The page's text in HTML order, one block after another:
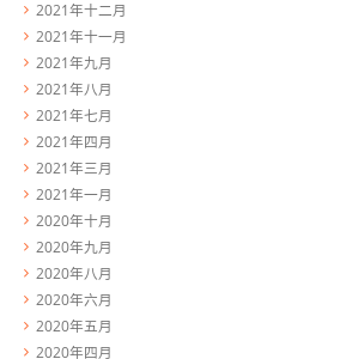
2021年十二月
2021年十一月
2021年九月
2021年八月
2021年七月
2021年四月
2021年三月
2021年一月
2020年十月
2020年九月
2020年八月
2020年六月
2020年五月
2020年四月